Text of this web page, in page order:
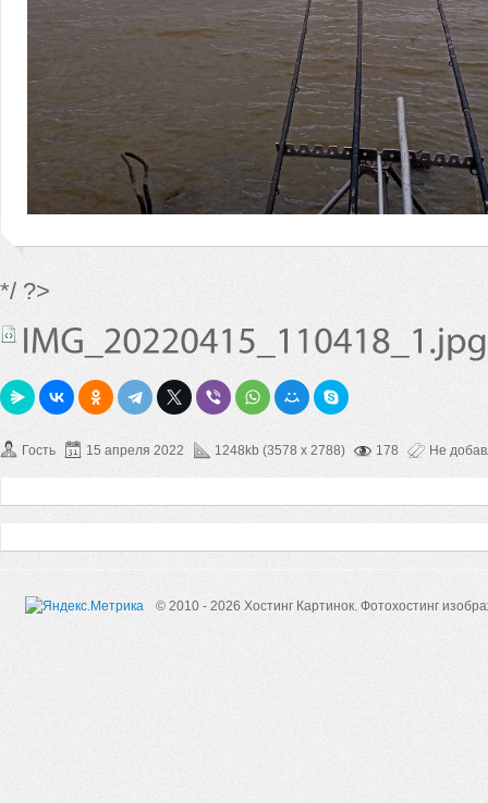
*/ ?>
Гость 15 апреля 2022 1248kb (3578 x 2788) 178 Не
© 2010 - 2026 Хостинг Картинок. Фотохостинг